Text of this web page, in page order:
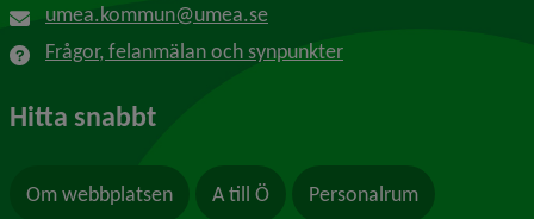
umea.kommun@umea.se
Frågor, felanmälan och synpunkter
Hitta snabbt
Om webbplatsen A till Ö Personalrum